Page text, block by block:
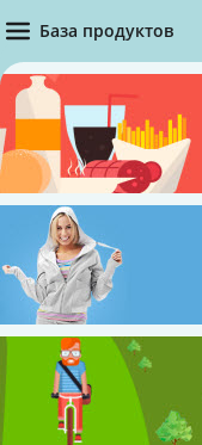
База продуктов